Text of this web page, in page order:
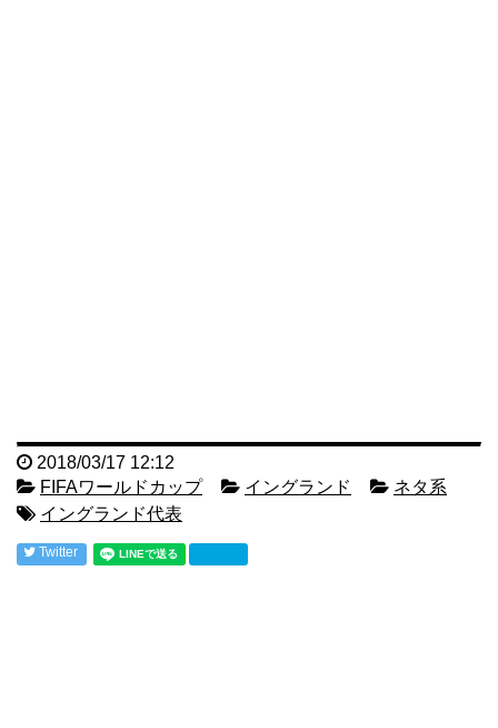
2018/03/17 12:12
FIFAワールドカップ
イングランド
ネタ系
イングランド代表
Twitter